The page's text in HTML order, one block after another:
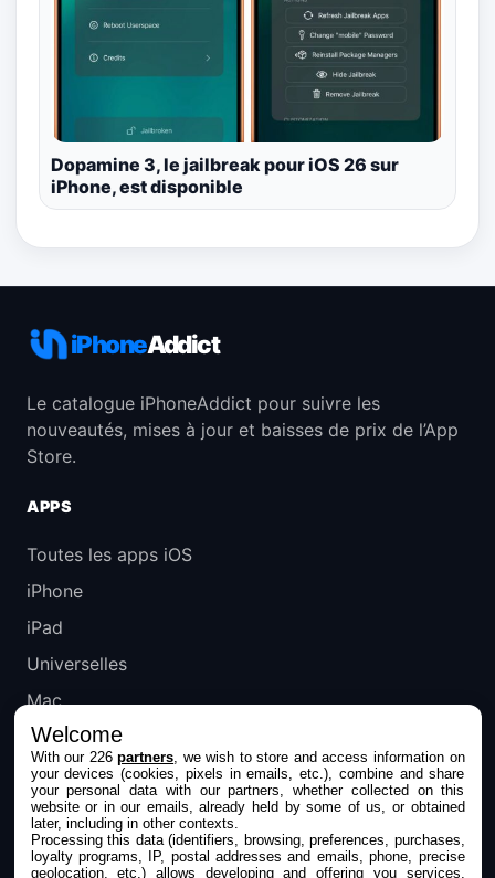
Dopamine 3, le jailbreak pour iOS 26 sur
iPhone, est disponible
iPhoneAddict
Le catalogue iPhoneAddict pour suivre les
nouveautés, mises à jour et baisses de prix de l’App
Store.
APPS
Toutes les apps iOS
iPhone
iPad
Universelles
Mac
Apple TV
IPHONEADDICT
Actualité Apple
Archives keynotes
Welcome
With our 226partners , we wish to store and access information on
your devices (cookies, pixels in emails, etc.), combine and share
your personal data with our partners, whether collected on this
website or in our emails, already held by some of us, or obtained
later, including in other contexts.
Processing this data (identifiers, browsing, preferences, purchases,
loyalty programs, IP, postal addresses and emails, phone, precise
geolocation, etc.) allows developing and offering you services,